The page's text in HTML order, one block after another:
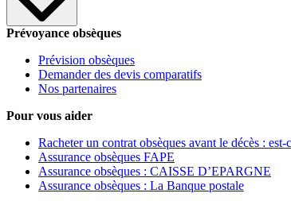
Prévoyance obsèques
Prévision obsèques
Demander des devis comparatifs
Nos partenaires
Pour vous aider
Racheter un contrat obsèques avant le décès : est-
Assurance obsèques FAPE
Assurance obsèques : CAISSE D’EPARGNE
Assurance obsèques : La Banque postale